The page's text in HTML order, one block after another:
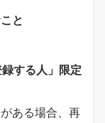
と
録する人」限定
ある場合、再